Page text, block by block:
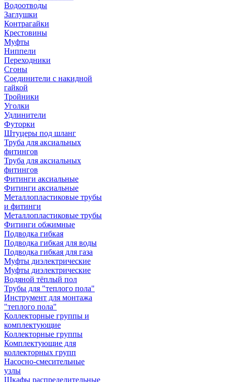
Водоотводы
Заглушки
Контрагайки
Крестовины
Муфты
Ниппели
Переходники
Сгоны
Соединители с накидной
гайкой
Тройники
Уголки
Удлинители
Футорки
Штуцеры под шланг
Труба для аксиальных
фитингов
Труба для аксиальных
фитингов
Фитинги аксиальные
Фитинги аксиальные
Металлопластиковые трубы
и фитинги
Металлопластиковые трубы
Фитинги обжимные
Подводка гибкая
Подводка гибкая для воды
Подводка гибкая для газа
Муфты диэлектрические
Муфты диэлектрические
Водяной тёплый пол
Трубы для "теплого пола"
Инструмент для монтажа
"теплого пола"
Коллекторные группы и
комплектующие
Коллекторные группы
Комплектующие для
коллекторных групп
Насосно-смесительные
узлы
Шкафы распределительные